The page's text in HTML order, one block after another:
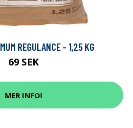
REGULANCE - 1,25 KG
69 SEK
MER INFO!